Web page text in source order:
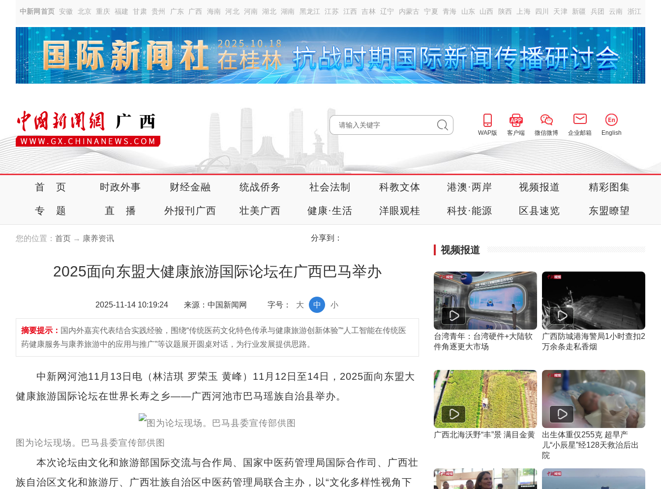
中新网首页 安徽 北京 重庆 福建 甘肃 贵州 广东 广西 海南 河北 河南 湖北 湖南 黑龙江 江苏 江西 吉林 辽宁 内蒙古 宁夏 青海 山东 山西 陕西 上海 四川 天津 新疆 兵团 云南 浙江
WAP版 客户端 微信微博 企业邮箱 English
首 页 时政外事 财经金融 统战侨务 社会法制 科教文体 港澳·两岸 视频报道 精彩图集
专 题 直 播 外报刊广西 壮美广西 健康·生活 洋眼观桂 科技·能源 区县速览 东盟瞭望
您的位置： 首页 → 康养资讯 分享到：
2025面向东盟大健康旅游国际论坛在广西巴马举办
2025-11-14 10:19:24 来源：中国新闻网 字号： 小
中
大
摘要提示： 国内外嘉宾代表结合实践经验，围绕“传统医药文化特色传承与健康旅游创新体验”“人工智能在传统医
药健康服务与康养旅游中的应用与推广”等议题展开圆桌对话，为行业发展提供思路。
中新网河池11月13日电（林洁琪 罗荣玉 黄峰）11月12日至14日，2025面向东盟大
健康旅游国际论坛在世界长寿之乡——广西河池市巴马瑶族自治县举办。
图为论坛现场。巴马县委宣传部供图
本次论坛由文化和旅游部国际交流与合作局、国家中医药管理局国际合作司、广西壮
族自治区文化和旅游厅、广西壮族自治区中医药管理局联合主办，以“文化多样性视角下
视频报道
台湾青年：台湾硬件+大陆软
件角逐更大市场
广西防城港海警局1小时查扣2
万余条走私香烟
广西北海沃野“丰”景 满目金黄
出生体重仅255克 超早产
儿“小辰星”经128天救治后出
院